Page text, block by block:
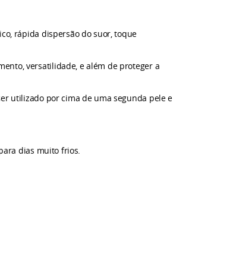
rápida dispersão do suor, toque
versatilidade, e além de proteger a
utilizado por cima de uma segunda pele e
dias muito frios.